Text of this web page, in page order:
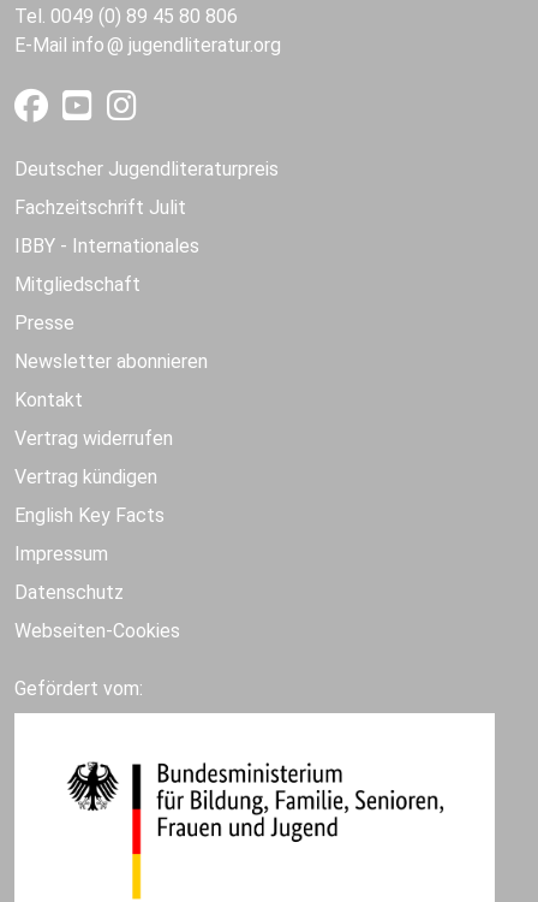
Tel. 0049 (0) 89 45 80 806
E-Mail info jugendliteratur.org
Deutscher Jugendliteraturpreis
Fachzeitschrift Julit
IBBY - Internationales
Mitgliedschaft
Presse
Newsletter abonnieren
Kontakt
Vertrag widerrufen
Vertrag kündigen
English Key Facts
Impressum
Datenschutz
Webseiten-Cookies
Gefördert vom: